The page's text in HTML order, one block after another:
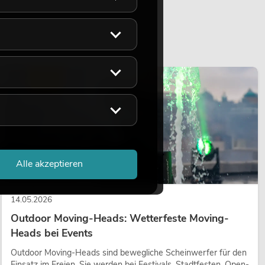
14.05.2026
Outdoor Moving-Heads: Wetterfeste Moving-
Heads bei Events
Outdoor Moving-Heads sind bewegliche Scheinwerfer für den
Alle akzeptieren